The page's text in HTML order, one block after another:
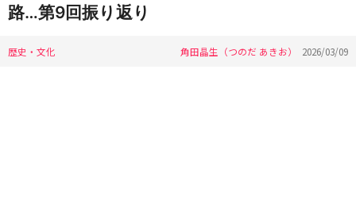
路…第9回振り返り
歴史・文化 角田晶生（つのだ あきお） 2026/03/09